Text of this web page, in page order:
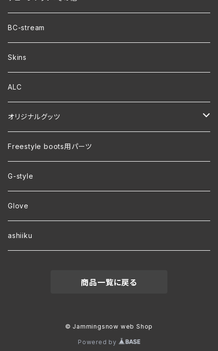
BC-stream
Skins
ALC
オリジナルグッツ
裏地付き オリジナルコーチジャケット
ver.2 毛玉が出来にくい・裏起毛 オリジナルパーカー
ver.1 速乾・裏起毛・サイズ豊富 オリジナルパーカー
ワラーチwebオーダー
Freestyle boots用パーツ
G-style
Glove
ashiiku
商品一覧に戻る
© Jammingsnow web Shop
Powered by